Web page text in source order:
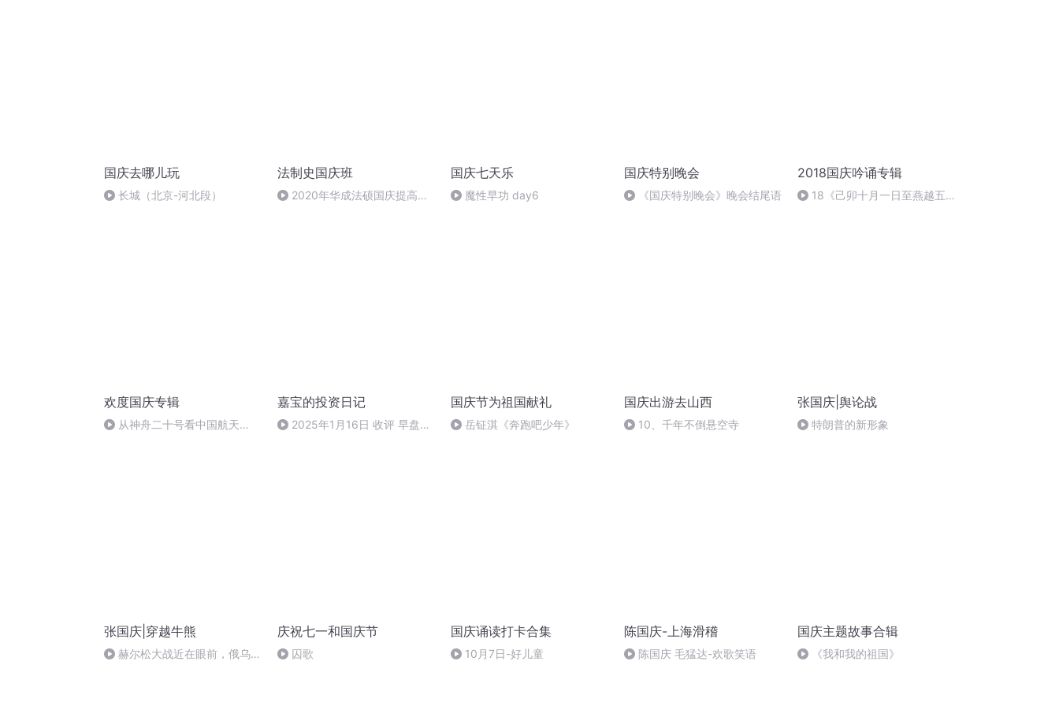
国庆去哪儿玩
长城（北京-河北段）
法制史国庆班
2020年华成法硕国庆提高班
国庆七天乐
魔性早功 day6
国庆特别晚会
《国庆特别晚会》晚会结尾语
2018国庆吟诵专辑
18《己卯十月一日至燕越五
欢度国庆专辑
从神舟二十号看中国航天
嘉宝的投资日记
2025年1月16日 收评 早盘不
国庆节为祖国献礼
岳钲淇《奔跑吧少年》
国庆出游去山西
10、千年不倒悬空寺
张国庆|舆论战
特朗普的新形象
张国庆|穿越牛熊
赫尔松大战近在眼前，俄乌冲
庆祝七一和国庆节
囚歌
国庆诵读打卡合集
10月7日-好儿童
陈国庆-上海滑稽
陈国庆 毛猛达-欢歌笑语
国庆主题故事合辑
《我和我的祖国》